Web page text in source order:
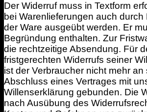
Der Widerruf muss in Textform
bei Warenlieferungen auch
der Ware ausgeübt werden. Er
Begründung enthalten. Zur
die rechtzeitige Absendung. Für
fristgerechten Widerrufs seiner
ist der Verbraucher nicht mehr an
Abschluss eines Vertrages mit
Willenserklärung gebunden. Die
nach Ausübung des